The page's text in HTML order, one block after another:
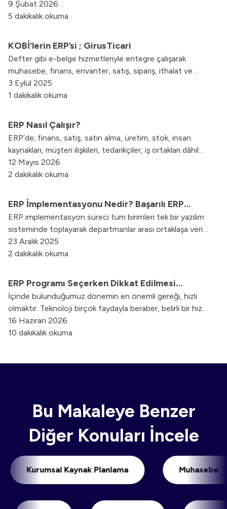
sorumluluklarını ve kullanılan modern metodolojileri bu
yazımızda inceledik.
9 Şubat 2026
5 dakikalık okuma
KOBİ‘lerin ERP’si ; GirusTicari
Defter gibi e-belge hizmetleriyle entegre çalışarak
muhasebe, finans, envanter, satış, sipariş, ithalat ve
ihracat gibi birçok operasyonel ihtiyacı karşılar. Kullanıcı
dostu arayüzü, erişim kolaylığı ve güçlü raporlama
süreçlerine verimlilik ve hız kazandırırken, uygun maliyet
avantajları sunar.
3 Eylül 2025
1 dakikalık okuma
ERP Nasıl Çalışır?
ERP’de; finans, satış, satın alma, üretim, stok, insan
kaynakları, müşteri ilişkileri, tedarikçiler, iş ortakları dâhil
olmak üzere ilgili departmanlar birbiriyle işbirliği içinde
olurlar. İki departman arasındaki herhangi bir konuya ilişkin
12 Mayıs 2026
2 dakikalık okuma
ERP İmplementasyonu Nedir? Başarılı ERP
Entegrasyonu İpuçları
ERP implementasyon süreci tüm birimleri tek bir yazılım
sisteminde toplayarak departmanlar arası ortaklaşa veri
paylaşımını sağlar.
23 Aralık 2025
2 dakikalık okuma
ERP Programı Seçerken Dikkat Edilmesi
Gerekenler
İçinde bulunduğumuz dönemin en önemli gereği, hızlı
olmaktır. Teknoloji birçok faydayla beraber, belirli bir hız
alışkanlığını gündelik yaşamımıza soktuğu için, hızlı
olmayanın kaybetmeye yakın bir noktada bulunduğunu
16 Haziran 2026
10 dakikalık okuma
Bu Makaleye Benzer
Diğer Konuları İncele
Kurumsal Kaynak Planlama